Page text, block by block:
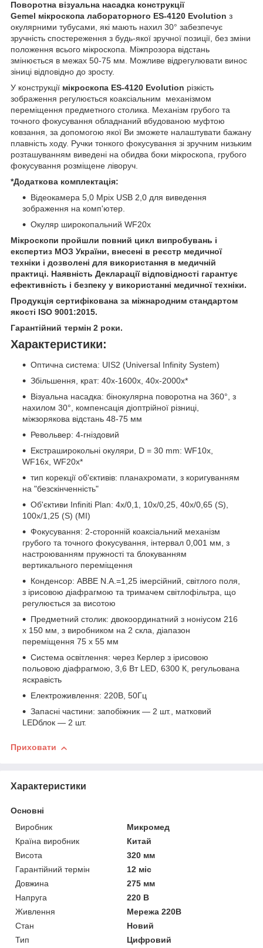
Поворотна візуальна насадка конструкції
Gemel мікроскопа лабораторного ES-4120 Evolution з
окулярними тубусами, які мають нахил 30° забезпечує
зручність спостереження з будь-якої зручної позиції, без зміни
положення всього мікроскопа. Міжпрозора відстань
змінюється в межах 50-75 мм. Можливе відрегулювати винос
зіниці відповідно до зросту.
У конструкції мікроскопа ES-4120 Evolution різкість
зображення регулюється коаксіальним механізмом
переміщення предметного столика. Механізм грубого та
точного фокусування обладнаний вбудованою муфтою
ковзання, за допомогою якої Ви зможете налаштувати бажану
плавність ходу. Ручки тонкого фокусування зі зручним низьким
розташуванням виведені на обидва боки мікроскопа, грубого
фокусування розміщене ліворуч.
*Додаткова комплектація:
Відеокамера 5,0 Mpix USB 2,0 для виведення
зображення на комп'ютер.
Окуляр широкопальний WF20х
Мікроскопи пройшли повний цикл випробувань і
експертиз МОЗ України, внесені в реєстр медичної
техніки і дозволені для використання в медичній
практиці. Наявність Декларації відповідності гарантує
ефективність і безпеку у використанні медичної техніки.
Продукція сертифікована за міжнародним стандартом
якості ISO 9001:2015.
Гарантійний термін 2 роки.
Характеристики:
Оптична система: UIS2 (Universal Infinity System)
Збільшення, крат: 40х-1600х, 40х-2000х*
Візуальна насадка: бінокулярна поворотна на 360°, з
нахилом 30°, компенсація діоптрійної різниці,
міжзорякова відстань 48-75 мм
Револьвер: 4-гніздовий
Екстраширокольні окуляри, D = 30 mm: WF10х,
WF16х, WF20x*
тип корекції об'єктивів: планахромати, з коригуванням
на "безскінченність"
Об'єктиви Infiniti Plan: 4х/0,1, 10х/0,25, 40х/0,65 (S),
100х/1,25 (S) (МІ)
Фокусування: 2-сторонній коаксіальний механізм
грубого та точного фокусування, інтервал 0,001 мм, з
настроюванням пружності та блокуванням
вертикального переміщення
Конденсор: ABBE N.A.=1,25 імерсійний, світлого поля,
з ірисовою діафрагмою та тримачем світлофільтра, що
регулюється за висотою
Предметний столик: двокоординатний з ноніусом 216
x 150 мм, з виробником на 2 скла, діапазон
переміщення 75 х 55 мм
Система освітлення: через Керлер з ірисовою
польовою діафрагмою, 3,6 Вт LED, 6300 К, регульована
яскравість
Електроживлення: 220В, 50Гц
Запасні частини: запобіжник — 2 шт., матковий
LEDблок — 2 шт.
Приховати
Характеристики
Основні
Виробник
Микромед
Країна виробник
Китай
Висота
320 мм
Гарантійний термін
12 міс
Довжина
275 мм
Напруга
220 В
Живлення
Мережа 220В
Стан
Новий
Тип
Цифровий